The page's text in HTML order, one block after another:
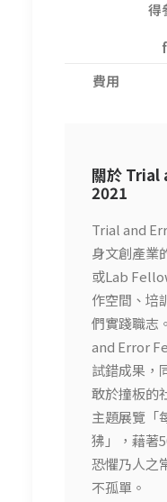
得
費用
關於
2021
Trial and
身文創產業
或Lab
作空間、培
們實踐職志
and Error
試錯成果，
敢於撞板的
主題展覽「
狒」，藉著
恐懼乃人之
不孤單。